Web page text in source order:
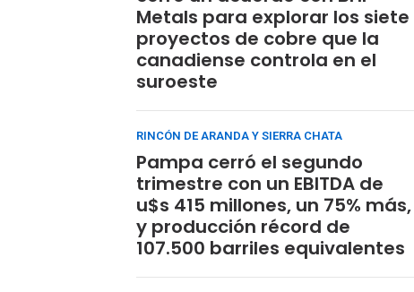
Metals para explorar los siete
proyectos de cobre que la
canadiense controla en el
suroeste
RINCÓN DE ARANDA Y SIERRA CHATA
Pampa cerró el segundo
trimestre con un EBITDA de
u$s 415 millones, un 75% más,
y producción récord de
107.500 barriles equivalentes